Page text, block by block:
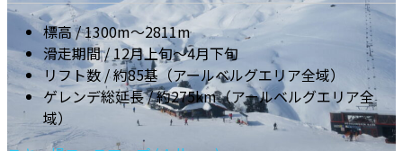
標高 / 1300m～2811m
滑走期間 / 12月上旬～4月下旬
リフト数 / 約85基（アールベルグエリア全域）
ゲレンデ総延長 / 約275km（アールベルグエリア全
域）